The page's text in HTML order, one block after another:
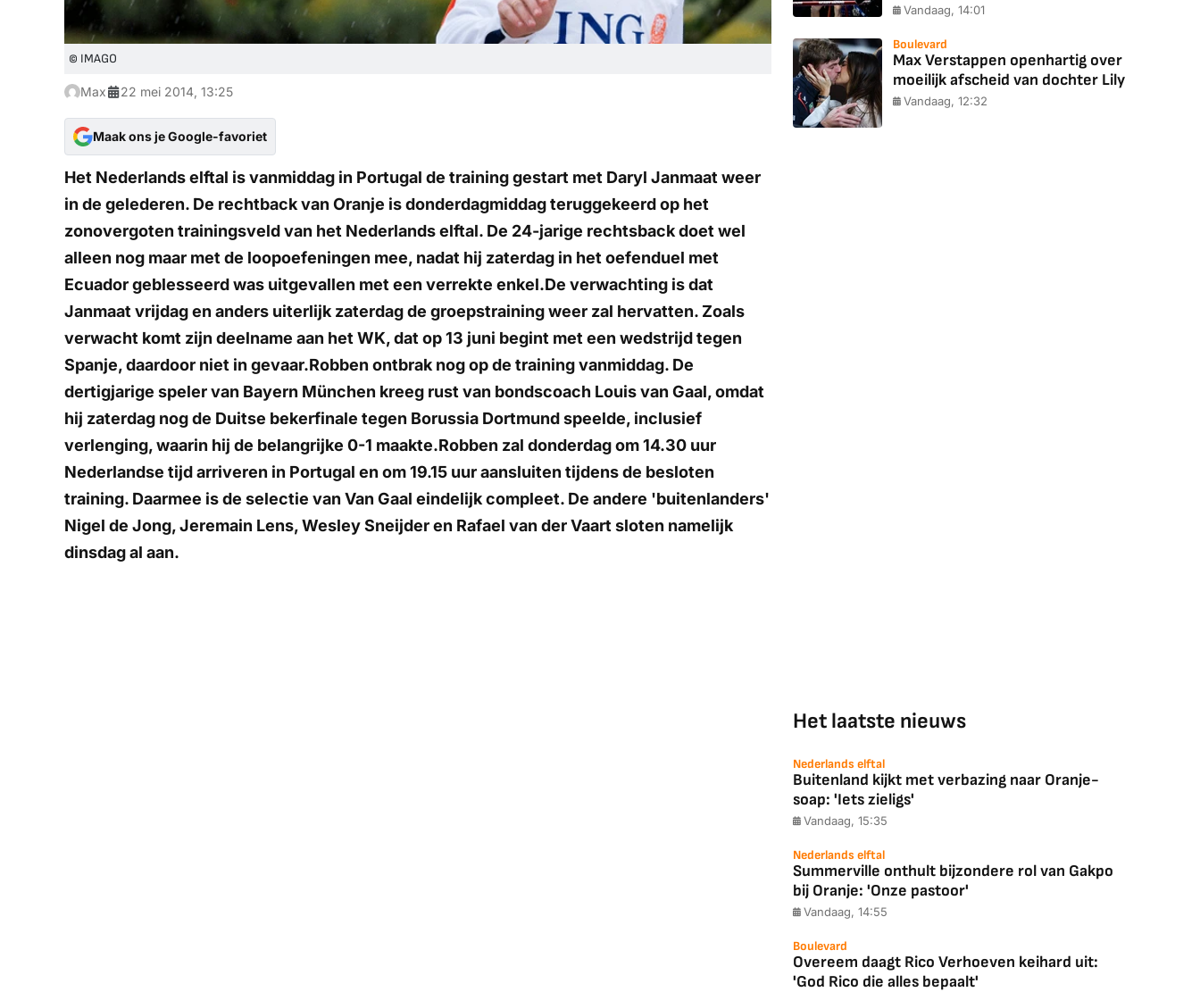
© IMAGO
Max 22 mei 2014, 13:25
Maak ons je Google-favoriet
Het Nederlands elftal is vanmiddag in Portugal de training gestart met Daryl Janmaat weer
in de gelederen. De rechtback van Oranje is donderdagmiddag teruggekeerd op het
zonovergoten trainingsveld van het Nederlands elftal. De 24-jarige rechtsback doet wel
alleen nog maar met de loopoefeningen mee, nadat hij zaterdag in het oefenduel met
Ecuador geblesseerd was uitgevallen met een verrekte enkel.De verwachting is dat
Janmaat vrijdag en anders uiterlijk zaterdag de groepstraining weer zal hervatten. Zoals
verwacht komt zijn deelname aan het WK, dat op 13 juni begint met een wedstrijd tegen
Spanje, daardoor niet in gevaar.Robben ontbrak nog op de training vanmiddag. De
dertigjarige speler van Bayern München kreeg rust van bondscoach Louis van Gaal, omdat
hij zaterdag nog de Duitse bekerfinale tegen Borussia Dortmund speelde, inclusief
verlenging, waarin hij de belangrijke 0-1 maakte.Robben zal donderdag om 14.30 uur
Nederlandse tijd arriveren in Portugal en om 19.15 uur aansluiten tijdens de besloten
training. Daarmee is de selectie van Van Gaal eindelijk compleet. De andere 'buitenlanders'
Nigel de Jong, Jeremain Lens, Wesley Sneijder en Rafael van der Vaart sloten namelijk
dinsdag al aan.
Vandaag, 14:01
Boulevard
Max Verstappen openhartig over
moeilijk afscheid van dochter Lily
Vandaag, 12:32
Het laatste nieuws
Nederlands elftal
Buitenland kijkt met verbazing naar Oranje-
soap: 'Iets zieligs'
Vandaag, 15:35
Nederlands elftal
Summerville onthult bijzondere rol van Gakpo
bij Oranje: 'Onze pastoor'
Vandaag, 14:55
Boulevard
Overeem daagt Rico Verhoeven keihard uit:
'God Rico die alles bepaalt'